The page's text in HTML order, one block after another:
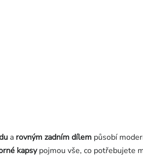
a rovným zadním dílem působí
kapsypojmou vše, co potřebujete